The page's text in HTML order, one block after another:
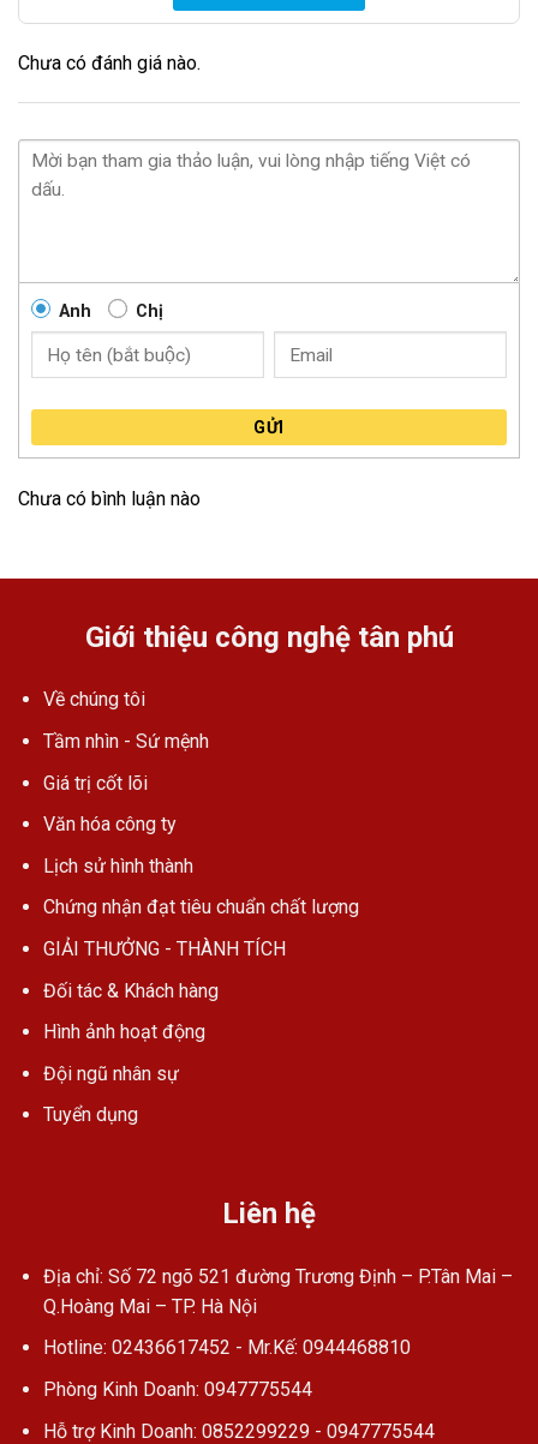
Chưa có đánh giá nào.
Anh Chị
GỬI
Chưa có bình luận nào
Giới thiệu công nghệ tân phú
Về chúng tôi
Tầm nhìn - Sứ mệnh
Giá trị cốt lõi
Văn hóa công ty
Lịch sử hình thành
Chứng nhận đạt tiêu chuẩn chất lượng
GIẢI THƯỞNG - THÀNH TÍCH
Đối tác & Khách hàng
Hình ảnh hoạt động
Đội ngũ nhân sự
Tuyển dụng
Liên hệ
Địa chỉ: Số 72 ngõ 521 đường Trương Định – P.Tân Mai –
Q.Hoàng Mai – TP. Hà Nội
Hotline: 02436617452 - Mr.Kế: 0944468810
Phòng Kinh Doanh: 0947775544
Hỗ trợ Kinh Doanh: 0852299229 - 0947775544